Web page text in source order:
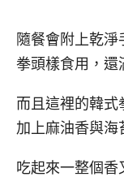
隨餐會附上乾
拳頭樣食用，還
而且這裡的韓式
加上麻油香與海
吃起來一整個香